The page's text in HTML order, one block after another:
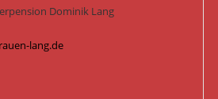
Dominik Lang
lang.de